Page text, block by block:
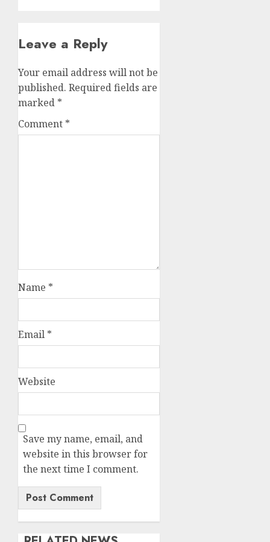
Leave a Reply
Your email address will not be
published. Required fields are
marked *
Comment *
Name *
Email *
Website
Save my name, email, and
website in this browser for
the next time I comment.